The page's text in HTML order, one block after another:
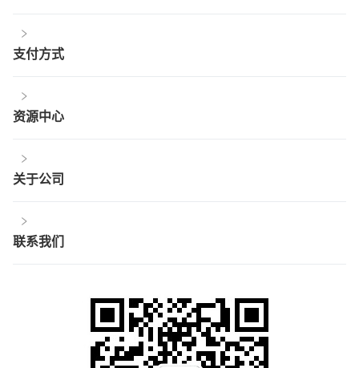
支付方式
资源中心
关于公司
联系我们